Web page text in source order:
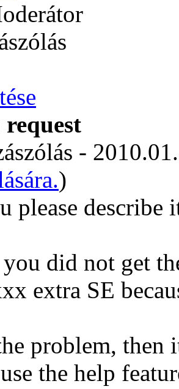
-
)
please describe
did not get
extra SE
problem, then
the help